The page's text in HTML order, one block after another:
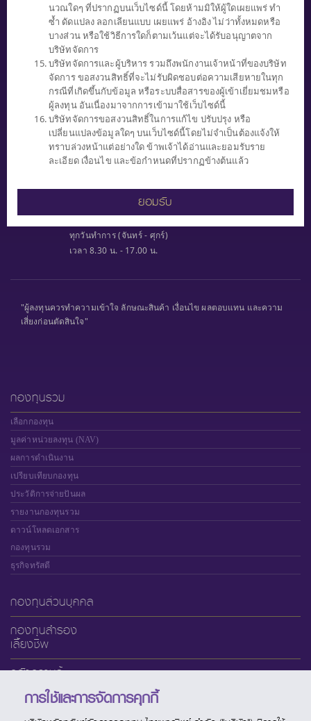
นวณใดๆ ที่ปรากฏบนเว็บไซด์นี้ โดยห้ามมิให้ผู้ใดเผยแพร่ ทำ
ซ้ำ ดัดแปลง ลอกเลียนแบบ เผยแพร่ อ้างอิง ไม่ว่าทั้งหมดหรือ
บางส่วน หรือใช้วิธีการใดก็ตามเว้นแต่จะได้รับอนุญาตจาก
บริษัทจัดการ
บริษัทจัดการและผู้บริหาร รวมถึงพนักงานเจ้าหน้าที่ของบริษัท
จัดการ ขอสงวนสิทธิ์ที่จะไม่รับผิดชอบต่อความเสียหายในทุก
กรณีที่เกิดขึ้นกับข้อมูล หรือระบบสื่อสารของผู้เข้าเยี่ยมชมหรือ
ผู้ลงทุน อันเนื่องมาจากการเข้ามาใช้เว็บไซด์นี้
บริษัทจัดการขอสงวนสิทธิ์ในการแก้ไข ปรับปรุง หรือ
เปลี่ยนแปลงข้อมูลใดๆ บนเว็บไซด์นี้โดยไม่จำเป็นต้องแจ้งให้
ทราบล่วงหน้าแต่อย่างใด ข้าพเจ้าได้อ่านและยอมรับราย
ละเอียด เงื่อนไข และข้อกำหนดที่ปรากฏข้างต้นแล้ว
ยอมรับ
SCBAM
Client Relations
0 2949 1500
ทุกวันทำการ (จันทร์ - ศุกร์)
เวลา 8.30 น. - 17.00 น.
"ผู้ลงทุนควรทำความเข้าใจ ลักษณะสินค้า เงื่อนไข ผลตอบแทน และความ
เสี่ยงก่อนตัดสินใจ"
กองทุนรวม
เลือกกองทุน
มูลค่าหน่วยลงทุน (NAV)
ผลการดำเนินงาน
เปรียบเทียบกองทุน
ประวัติการจ่ายปันผล
รายงานกองทุนรวม
ดาวน์โหลดเอกสาร
กองทุนรวม
ธุรกิจทรัสตี
กองทุนส่วนบุคคล
กองทุนสำรอง
เลี้ยงชีพ
คลังความรู้
เกี่ยวกับ SCBAM
การใช้และการจัดการคุกกี้